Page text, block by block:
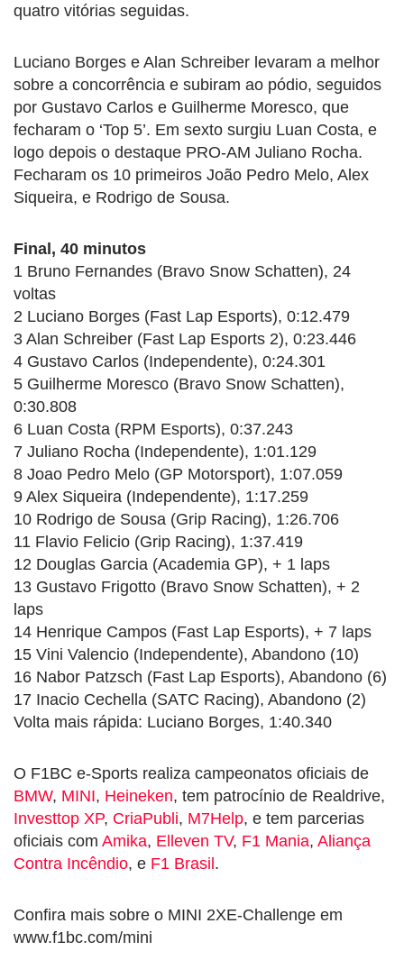
quatro vitórias seguidas.
Luciano Borges e Alan Schreiber levaram a melhor
sobre a concorrência e subiram ao pódio, seguidos
por Gustavo Carlos e Guilherme Moresco, que
fecharam o ‘Top 5’. Em sexto surgiu Luan Costa, e
logo depois o destaque PRO-AM Juliano Rocha.
Fecharam os 10 primeiros João Pedro Melo, Alex
Siqueira, e Rodrigo de Sousa.
Final, 40 minutos
1 Bruno Fernandes (Bravo Snow Schatten), 24
voltas
2 Luciano Borges (Fast Lap Esports), 0:12.479
3 Alan Schreiber (Fast Lap Esports 2), 0:23.446
4 Gustavo Carlos (Independente), 0:24.301
5 Guilherme Moresco (Bravo Snow Schatten),
0:30.808
6 Luan Costa (RPM Esports), 0:37.243
7 Juliano Rocha (Independente), 1:01.129
8 Joao Pedro Melo (GP Motorsport), 1:07.059
9 Alex Siqueira (Independente), 1:17.259
10 Rodrigo de Sousa (Grip Racing), 1:26.706
11 Flavio Felicio (Grip Racing), 1:37.419
12 Douglas Garcia (Academia GP), + 1 laps
13 Gustavo Frigotto (Bravo Snow Schatten), + 2
laps
14 Henrique Campos (Fast Lap Esports), + 7 laps
15 Vini Valencio (Independente), Abandono (10)
16 Nabor Patzsch (Fast Lap Esports), Abandono (6)
17 Inacio Cechella (SATC Racing), Abandono (2)
Volta mais rápida: Luciano Borges, 1:40.340
O F1BC e-Sports realiza campeonatos oficiais de
BMW, MINI, Heineken, tem patrocínio de Realdrive,
Investtop XP, CriaPubli, M7Help, e tem parcerias
oficiais com Amika, Elleven TV, F1 Mania, Aliança
Contra Incêndio, e F1 Brasil.
Confira mais sobre o MINI 2XE-Challenge em
www.f1bc.com/mini